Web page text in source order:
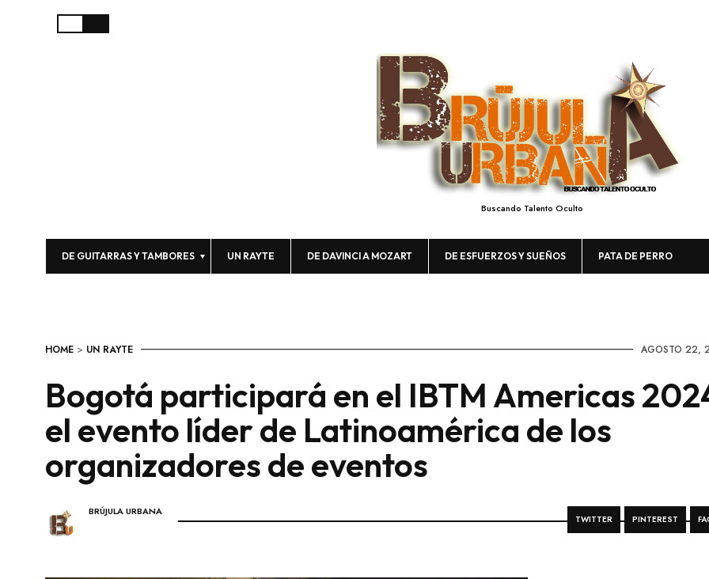
Buscando Talento Oculto
DE GUITARRAS Y TAMBORES UN RAYTE DE DAVINCI A MOZART DE ESFUERZOS Y SUEÑOS PATA DE PERRO
HOME > UN RAYTE AGOSTO 22,
Bogotá participará en el IBTM Americas
el evento líder de Latinoamérica de los
organizadores de eventos
BRÚJULA URBANA
TWITTER PINTEREST